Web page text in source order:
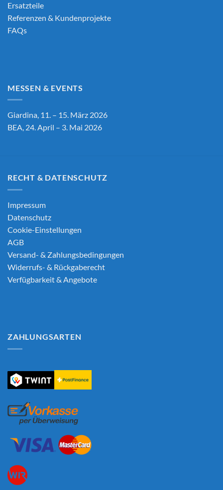
Ersatzteile
Referenzen & Kundenprojekte
FAQs
MESSEN & EVENTS
Giardina, 11. – 15. März 2026
BEA, 24. April – 3. Mai 2026
RECHT & DATENSCHUTZ
Impressum
Datenschutz
Cookie-Einstellungen
AGB
Versand- & Zahlungsbedingungen
Widerrufs- & Rückgaberecht
Verfügbarkeit & Angebote
ZAHLUNGSARTEN